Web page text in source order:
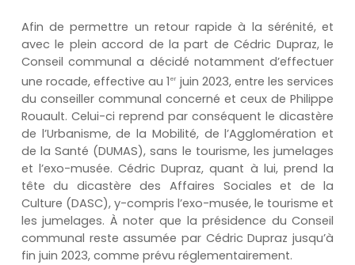
Afin de permettre un retour rapide à la sérénité, et
avec le plein accord de la part de Cédric Dupraz, le
Conseil communal a décidé notamment d’effectuer
une rocade, effective au 1er juin 2023, entre les services
du conseiller communal concerné et ceux de Philippe
Rouault. Celui-ci reprend par conséquent le dicastère
de l’Urbanisme, de la Mobilité, de l’Agglomération et
de la Santé (DUMAS), sans le tourisme, les jumelages
et l’exo-musée. Cédric Dupraz, quant à lui, prend la
tête du dicastère des Affaires Sociales et de la
Culture (DASC), y-compris l’exo-musée, le tourisme et
les jumelages. À noter que la présidence du Conseil
communal reste assumée par Cédric Dupraz jusqu’à
fin juin 2023, comme prévu réglementairement.